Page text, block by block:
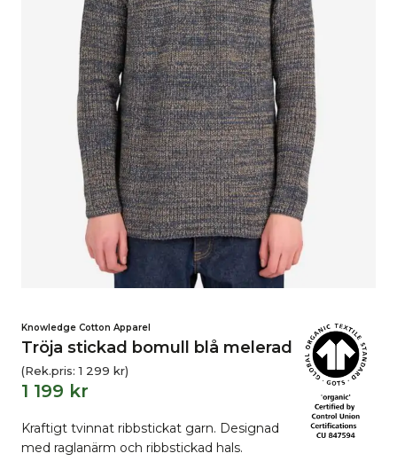
Knowledge Cotton Apparel
Tröja stickad bomull blå melerad
(Rek.pris:1 299 kr)
1 199 kr
Kraftigt tvinnat ribbstickat garn. Designad
med raglanärm och ribbstickad hals.